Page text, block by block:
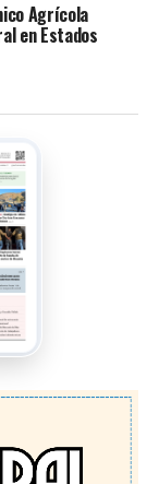
Agrícola
en Estados